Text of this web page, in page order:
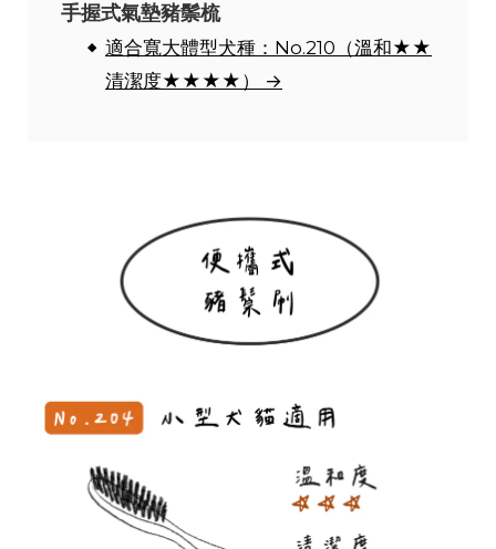
手握式氣墊豬鬃梳
適合寬大體型犬種：No.210（溫和★★
清潔度★★★★） →